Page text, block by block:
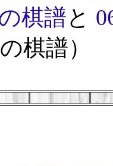
棋譜と
棋譜）